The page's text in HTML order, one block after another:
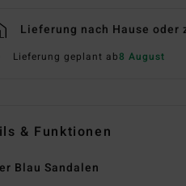
Lieferung nach Hause oder
Lieferung geplant ab8 August
& Funktionen
Blau Sandalen